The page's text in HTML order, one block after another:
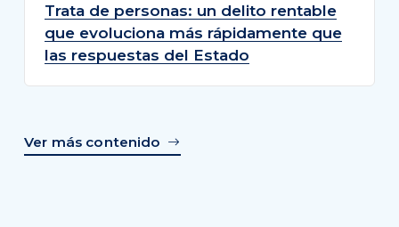
Trata de personas: un delito rentable
que evoluciona más rápidamente que
las respuestas del Estado
Ver más contenido